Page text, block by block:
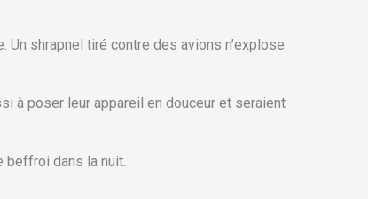
shrapnel tiré contre des avions n’explose
à poser leur appareil en douceur et seraient
beffroi dans la nuit.